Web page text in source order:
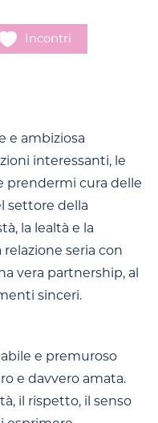
Incontri
e ambiziosa
interessanti, le
prendermi cura delle
settore della
la lealtà e la
seria con
vera partnership, al
sinceri.
e premuroso
e davvero amata.
il rispetto, il senso